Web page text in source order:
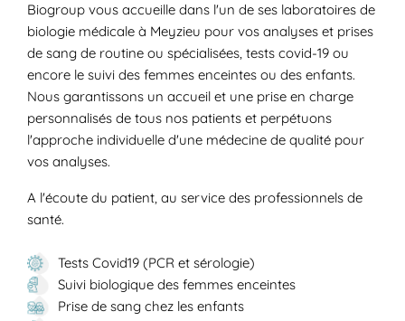
Biogroup vous accueille dans l'un de ses laboratoires de
biologie médicale à Meyzieu pour vos analyses et prises
de sang de routine ou spécialisées, tests covid-19 ou
encore le suivi des femmes enceintes ou des enfants.
Nous garantissons un accueil et une prise en charge
personnalisés de tous nos patients et perpétuons
l'approche individuelle d'une médecine de qualité pour
vos analyses.
A l'écoute du patient, au service des professionnels de
santé.
Tests Covid19 (PCR et sérologie)
Suivi biologique des femmes enceintes
Prise de sang chez les enfants